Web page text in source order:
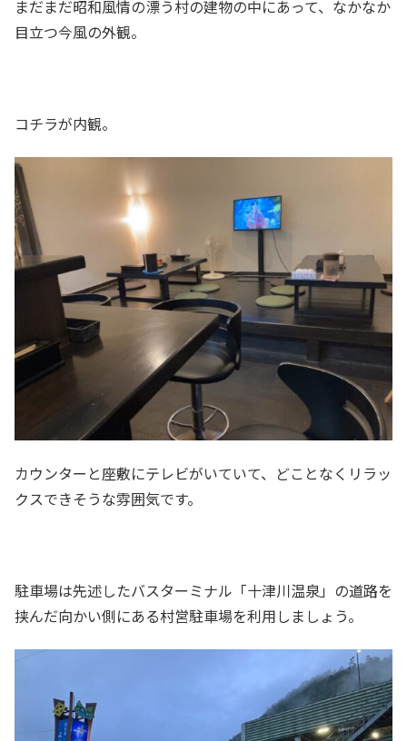
まだまだ昭和風情の漂う村の建物の中にあって、なかなか
目立つ今風の外観。
コチラが内観。
カウンターと座敷にテレビがいていて、どことなくリラッ
クスできそうな雰囲気です。
駐車場は先述したバスターミナル「十津川温泉」の道路を
挟んだ向かい側にある村営駐車場を利用しましょう。